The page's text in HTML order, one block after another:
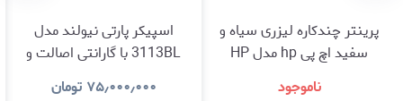
پرینتر چندکاره لیزری سیاه و
سفید اچ پی hp مدل HP
ناموجود
اسپیکر پارتی نیولند مدل
3113BL با گارانتی اصالت و
سلامت کالا
۷۵٫۰۰۰٫۰۰۰ تومان